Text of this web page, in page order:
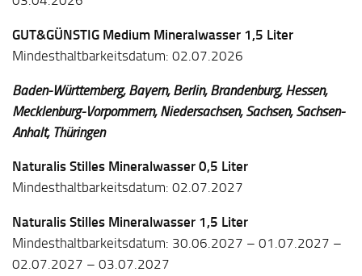
GUT&GÜNSTIG Medium Mineralwasser 1,5 Liter
Mindesthaltbarkeitsdatum: 02.07.2026
Baden-Württemberg, Bayern, Berlin, Brandenburg, Hessen,
Mecklenburg-Vorpommern, Niedersachsen, Sachsen, Sachsen-
Anhalt, Thüringen
Naturalis Stilles Mineralwasser 0,5 Liter
Mindesthaltbarkeitsdatum: 02.07.2027
Naturalis Stilles Mineralwasser 1,5 Liter
Mindesthaltbarkeitsdatum: 30.06.2027 – 01.07.2027 –
02.07.2027 – 03.07.2027